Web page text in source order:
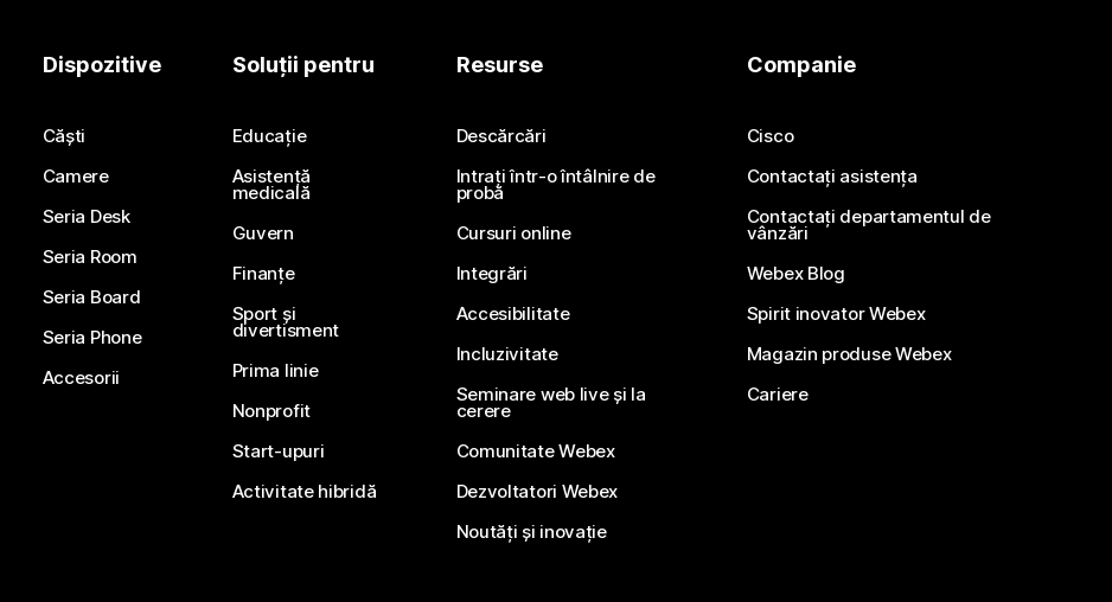
Aveți nevoie de un răspuns?
Trimiteți o întrebare
Dispozitive
Căști
Camere
Seria Desk
Seria Room
Seria Board
Seria Phone
Accesorii
Soluții pentru
Educație
Asistență
medicală
Guvern
Finanțe
Sport și
divertisment
Prima linie
Nonprofit
Start-upuri
Activitate hibridă
Resurse
Descărcări
Intrați într-o întâlnire de
probă
Cursuri online
Integrări
Accesibilitate
Incluzivitate
Seminare web live și la
cerere
Comunitate Webex
Dezvoltatori Webex
Noutăți și inovație
Companie
Cisco
Contactați asistența
Contactați departamentul de
vânzări
Webex Blog
Spirit inovator Webex
Magazin produse Webex
Cariere